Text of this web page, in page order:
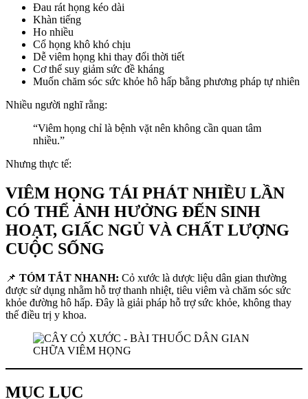
Đau rát họng kéo dài
Khàn tiếng
Ho nhiều
Cổ họng khô khó chịu
Dễ viêm họng khi thay đổi thời tiết
Cơ thể suy giảm sức đề kháng
Muốn chăm sóc sức khỏe hô hấp bằng phương pháp tự nhiên
Nhiều người nghĩ rằng:
“Viêm họng chỉ là bệnh vặt nên không cần quan tâm
nhiều.”
Nhưng thực tế:
VIÊM HỌNG TÁI PHÁT NHIỀU LẦN
CÓ THỂ ẢNH HƯỞNG ĐẾN SINH
HOẠT, GIẤC NGỦ VÀ CHẤT LƯỢNG
CUỘC SỐNG
📌 TÓM TẮT NHANH: Cỏ xước là dược liệu dân gian thường
được sử dụng nhằm hỗ trợ thanh nhiệt, tiêu viêm và chăm sóc sức
khỏe đường hô hấp. Đây là giải pháp hỗ trợ sức khỏe, không thay
thế điều trị y khoa.
MỤC LỤC